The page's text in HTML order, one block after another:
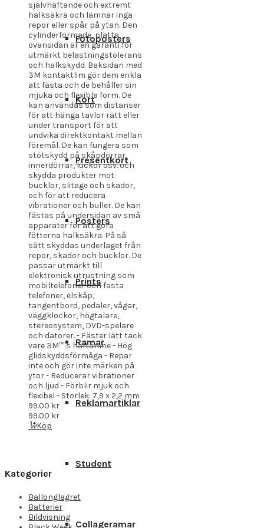
Fotoposters
Kort
Presentkort
Posters
Prints
Ramar
Reklamartiklar
Student
Collageramar
självhäftande och extremt
halksäkra och lämnar inga
repor eller spår på ytan. Den
cylinderformade, platta
ovansidan är en garanti för
utmärkt belastningstolerans
och halkskydd. Baksidan med
3M kontaktlim gör dem enkla
att fästa och de behåller sin
mjuka och flexibla form. De
kan användas som distanser
för att hänga tavlor rätt eller
under transport för att
undvika direktkontakt mellan
föremål. De kan fungera som
stötskydd på skåpdörrar,
innerdörrar, luckor osv. och
skydda produkter mot
bucklor, slitage och skador,
och för att reducera
vibrationer och buller. De kan
fästas på undersidan av små
apparater för att göra
fötterna halksäkra. På så
sätt skyddas underlaget från
repor, skador och bucklor. De
passar utmärkt till
elektronisk utrustning som
mobiltelefoner och fasta
telefoner, elskåp,
tangentbord, pedaler, vågar,
väggklockor, högtalare,
stereosystem, DVD-spelare
och datorer. - Fäster lätt tack
vare 3M™:s häftämne - Hög
glidskyddsförmåga - Repar
inte och gör inte märken på
ytor - Reducerar vibrationer
och ljud - Förblir mjuk och
flexibel - Storlek: 7,9 x 2,2 mm
99.00 kr
99.00 kr
Köp
Kategorier
Ballonglagret
Batterier
Bildvisning